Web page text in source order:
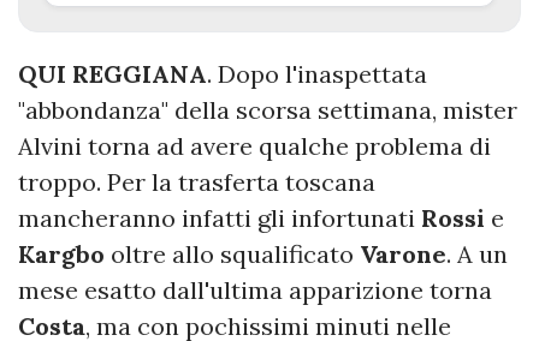
QUI REGGIANA. Dopo l'inaspettata
"abbondanza" della scorsa settimana, mister
Alvini torna ad avere qualche problema di
troppo. Per la trasferta toscana
mancheranno infatti gli infortunati Rossi e
Kargbo oltre allo squalificato Varone. A un
mese esatto dall'ultima apparizione torna
Costa, ma con pochissimi minuti nelle